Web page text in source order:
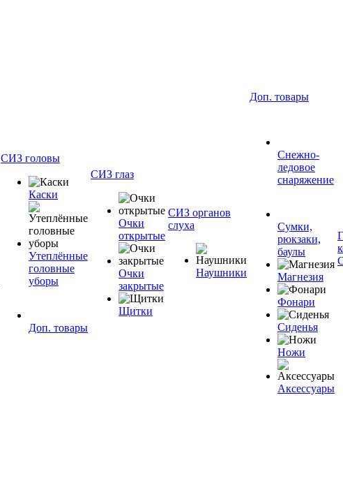
СИЗ головы
Каски
Утеплённые
головные
уборы
Доп. товары
СИЗ глаз
Очки
открытые
Очки
закрытые
Щитки
СИЗ органов
слуха
Наушники
Доп. товары
Снежно-
ледовое
снаряжение
Сумки,
рюкзаки,
баулы
Магнезия
Фонари
Сиденья
Ножи
Аксессуары